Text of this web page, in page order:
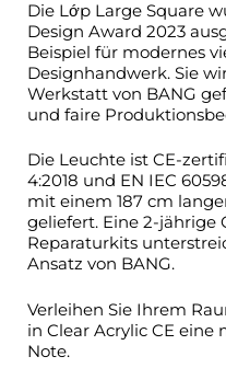
Die Lớp Large Square
Design Award 2023
Beispiel für modernes
Designhandwerk. Sie
Werkstatt von BANG
und faire
Die Leuchte ist CE-
4:2018 und EN IEC
mit einem 187 cm
geliefert. Eine 2-jährige
Reparaturkits
Ansatz von BANG.
Verleihen Sie Ihrem
in Clear Acrylic CE eine
Note.